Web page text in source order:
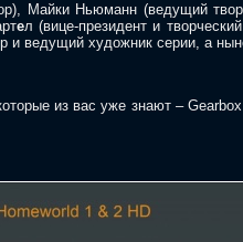
Майки Ньюманн (ведущий
ел (вице-президент и
ведущий художник серии, а
из вас уже знают –